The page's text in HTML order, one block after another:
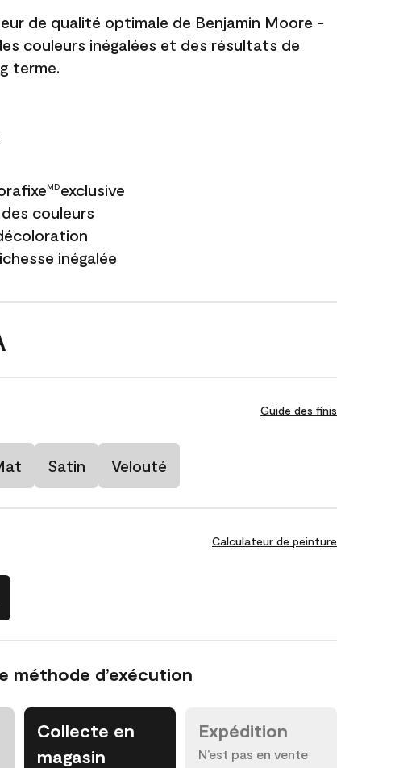
de qualité optimale de Benjamin Moore -
couleurs inégalées et des résultats de
terme.
MDexclusive
couleurs
inégalée
Guide des finis
Satin Velouté
Calculateur de peinture
méthode d’exécution
Collecte en
magasin
Expédition
N’est pas en vente